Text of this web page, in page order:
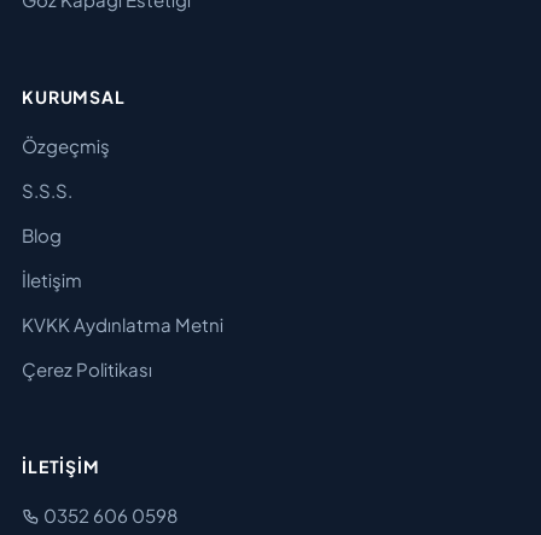
KURUMSAL
Özgeçmiş
S.S.S.
Blog
İletişim
KVKK Aydınlatma Metni
Çerez Politikası
İLETIŞIM
0352 606 0598